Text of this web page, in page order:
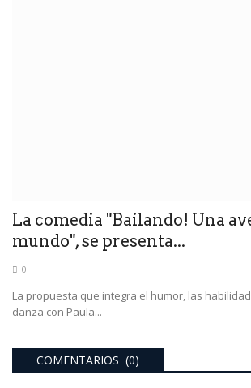
La comedia "Bailando! Una
mundo", se presenta...
0
La propuesta que integra el humor, las
danza con Paula...
COMENTARIOS (0)